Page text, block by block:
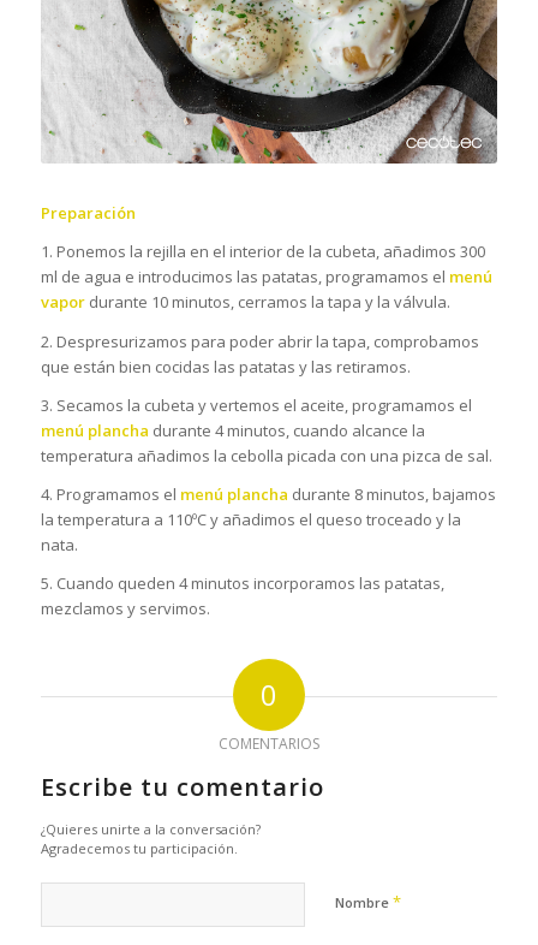
Preparación
1. Ponemos la rejilla en el interior de la cubeta, añadimos 300
ml de agua e introducimos las patatas, programamos el menú
vapordurante 10 minutos, cerramos la tapa y la válvula.
2. Despresurizamos para poder abrir la tapa, comprobamos
que están bien cocidas las patatas y las retiramos.
3. Secamos la cubeta y vertemos el aceite, programamos el
menú plancha durante 4 minutos, cuando alcance la
temperatura añadimos la cebolla picada con una pizca de sal.
4. Programamos el menú plancha durante 8 minutos, bajamos
la temperatura a 110ºC y añadimos el queso troceado y la
nata.
5. Cuando queden 4 minutos incorporamos las patatas,
mezclamos y servimos.
0
COMENTARIOS
Escribe tu comentario
¿Quieres unirte a la conversación?
Agradecemos tu participación.
Nombre *